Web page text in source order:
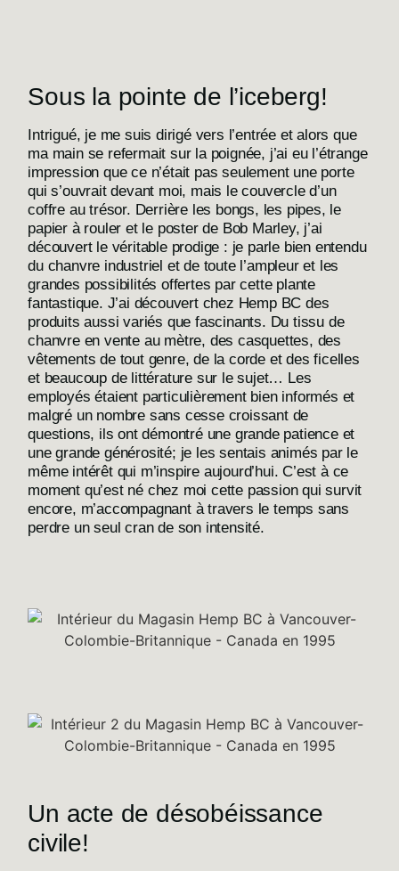
Sous la pointe de l’iceberg!
Intrigué, je me suis dirigé vers l’entrée et alors que
ma main se refermait sur la poignée, j’ai eu l’étrange
impression que ce n’était pas seulement une porte
qui s’ouvrait devant moi, mais le couvercle d’un
coffre au trésor. Derrière les bongs, les pipes, le
papier à rouler et le poster de Bob Marley, j’ai
découvert le véritable prodige : je parle bien entendu
du chanvre industriel et de toute l’ampleur et les
grandes possibilités offertes par cette plante
fantastique. J’ai découvert chez Hemp BC des
produits aussi variés que fascinants. Du tissu de
chanvre en vente au mètre, des casquettes, des
vêtements de tout genre, de la corde et des ficelles
et beaucoup de littérature sur le sujet… Les
employés étaient particulièrement bien informés et
malgré un nombre sans cesse croissant de
questions, ils ont démontré une grande patience et
une grande générosité; je les sentais animés par le
même intérêt qui m’inspire aujourd’hui. C’est à ce
moment qu’est né chez moi cette passion qui survit
encore, m’accompagnant à travers le temps sans
perdre un seul cran de son intensité.
Un acte de désobéissance
civile!